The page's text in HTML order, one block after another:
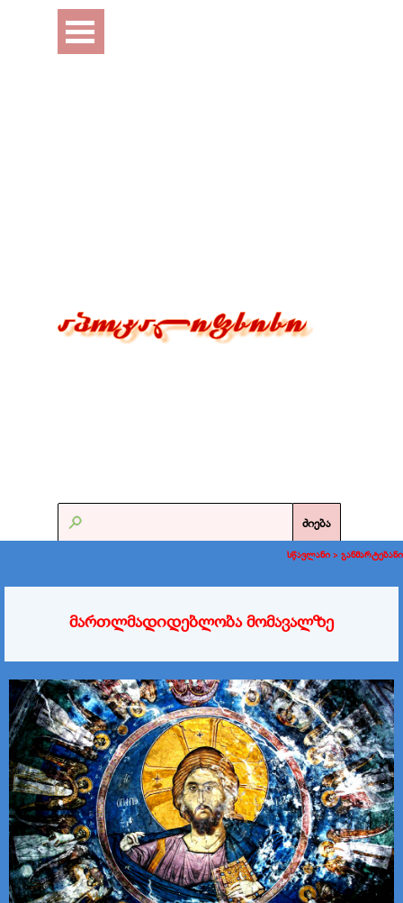
Перейти к контенту
Пропустить меню
ძიება
სწავლანი > განმარტებანი
მართლმადიდებლობა მომავალზე